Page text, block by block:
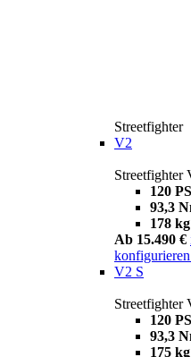
Streetfighter
V2
Streetfighter
120 PS
93,3
178 kg
Ab 15.490 €
konfigurieren
V2 S
Streetfighter
120 PS
93,3
175 kg